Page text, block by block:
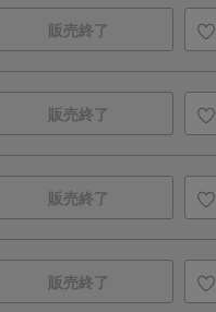
販売終了
販売終了
販売終了
販売終了